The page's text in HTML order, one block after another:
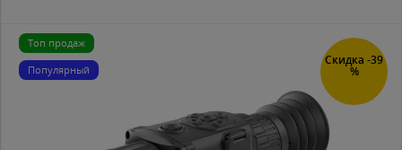
Скидка -39
%
Топ продаж
Популярный